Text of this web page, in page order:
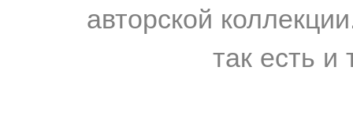
авторской
так есть и